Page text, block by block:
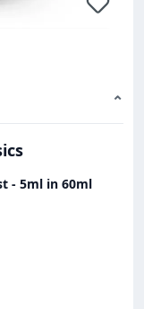
⌄
- 5ml in 60ml